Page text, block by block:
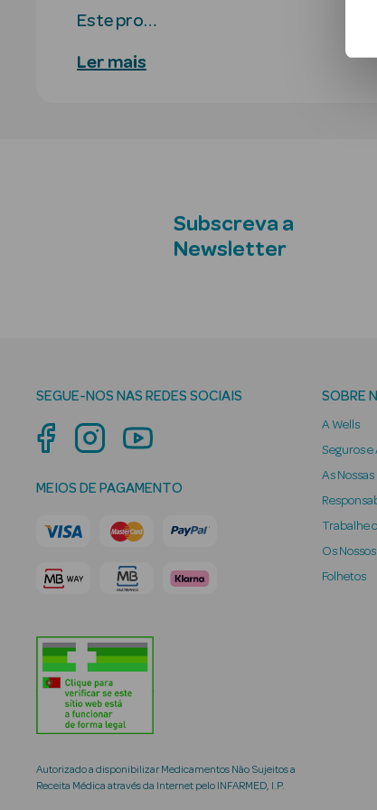
Este pro…
Ler mais
Subscreva a
Newsletter
SEGUE-NOS NAS REDES SOCIAIS
MEIOS DE PAGAMENTO
Autorizado a disponibilizar Medicamentos Não Sujeitos a
Receita Médica através da Internet pelo INFARMED, I.P.
SOBRE
A Wells
Seguros e
As Nossas
Trabalhe
Os
Folhetos